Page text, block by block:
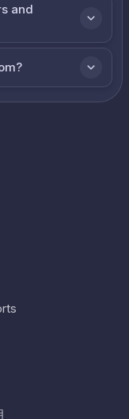
and